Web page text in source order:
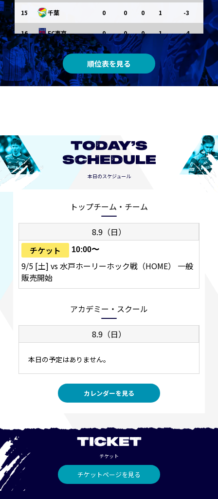
15 千葉 0 0 0 1 -3
16 FC東京 0 0 0 1 -4
東京Ｖ 0 0 0 0
川崎Ｆ 0 0 0 0 0
順位表を見る
TODAY’S
SCHEDULE
本日のスケジュール
トップチーム・チーム
8.9（日）
チケット
10:00〜
9/5 [土] vs 水戸ホーリーホック戦（HOME） 一般
販売開始
アカデミー・スクール
8.9（日）
本日の予定はありません。
カレンダーを見る
TICKET
チケット
チケットページを見る